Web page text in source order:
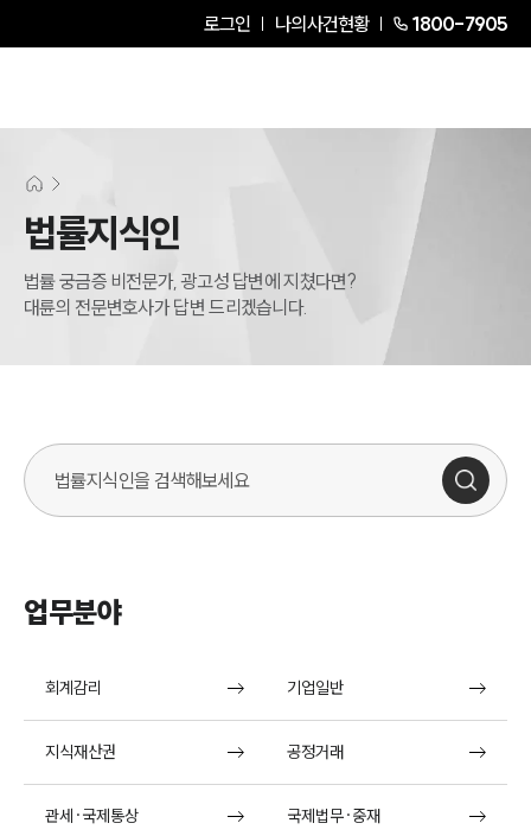
로그인 나의사건현황 1800-7905
법률지식인
법률 궁금증 비전문가, 광고성 답변에 지쳤다면?
대륜의 전문변호사가 답변 드리겠습니다.
법률지식인 검색창
업무분야
회계감리 기업일반
지식재산권 공정거래
관세·국제통상 국제법무·중재